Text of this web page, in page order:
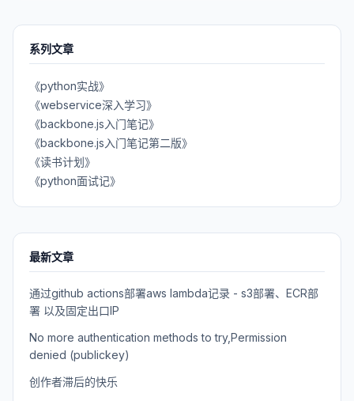
系列文章
《python实战》
《webservice深入学习》
《backbone.js入门笔记》
《backbone.js入门笔记第二版》
《读书计划》
《python面试记》
最新文章
通过github actions部署aws lambda记录 - s3部署、ECR部
署 以及固定出口IP
No more authentication methods to try,Permission
denied (publickey)
创作者滞后的快乐